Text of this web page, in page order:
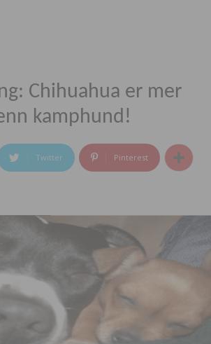
Chihuahua er mer
kamphund!
Twitter Pinterest